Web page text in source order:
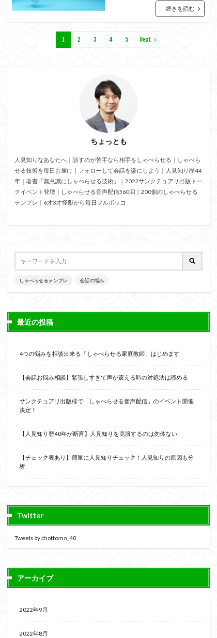
続きを読む
1 2 3 4 5 Next
ちょっとも
人見知りなあなたへ｜話すのが苦手なら相手をしゃべらせる｜しゃべら
せる技術を毎日お届け｜フォローして会話を楽にしよう｜人見知り歴44
年｜著書「無意識にしゃべらせる技術」｜2022サンクチュアリ出版トー
クイベント登壇｜しゃべらせる音声配信560回｜200個のしゃべらせる
テンプレ｜6才3才怪獣から毎日フルボッコ
しゃべらせるテンプレ 会話の悩み
最近の投稿
4つの悩みを相談出来る「しゃべらせる家庭教師」はじめます
【会話お悩み相談】緊張しすぎて声が震える時の対処法は諦める
サンクチュアリ出版様で「しゃべらせる音声配信」のイベント開催
決定！
【人見知り歴40年が断言】人見知りを克服するのは勿体ない
【チェック表あり】簡単に人見知りチェック！人見知りの原因も分
析
Twitter
Tweets by chottomo_40
アーカイブ
2022年9月
2022年8月